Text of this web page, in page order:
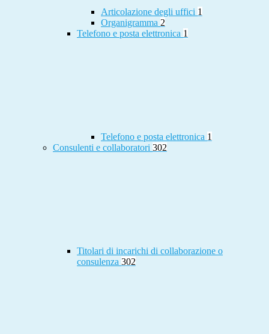
Articolazione degli uffici 1
Organigramma 2
Telefono e posta elettronica 1
Telefono e posta elettronica 1
Consulenti e collaboratori 302
Titolari di incarichi di collaborazione o
consulenza 302